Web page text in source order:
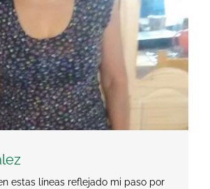
estas líneas reflejado mi paso por